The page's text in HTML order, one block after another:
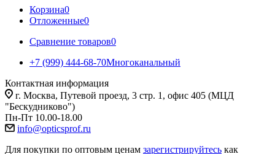
Корзина0
Отложенные0
Сравнение товаров0
+7 (999) 444-68-70Многоканальный
Контактная информация
г. Москва, Путевой проезд, 3 стр. 1, офис 405 (МЦД
"Бескудниково")
Пн-Пт 10.00-18.00
info@opticsprof.ru
Для покупки по оптовым ценам зарегистрируйтесь как